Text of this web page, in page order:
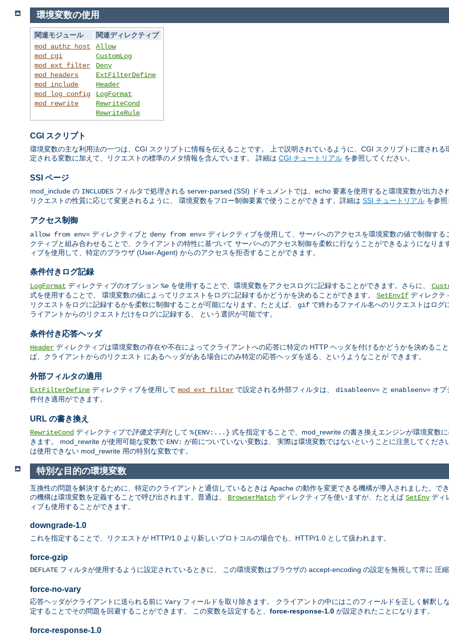
環境変数の使用
関連モジュール
関連ディレクティブ
mod_authz_host
mod_cgi
mod_ext_filter
mod_headers
mod_include
mod_log_config
mod_rewrite
Allow
CustomLog
Deny
ExtFilterDefine
Header
LogFormat
RewriteCond
RewriteRule
CGI スクリプト
環境変数の主な利用法の一つは、CGI スクリプトに情報を伝えることです。 上で説明されているように、CGI スクリプトに渡され
定される変数に加えて、リクエストの標準のメタ情報を含んでいます。 詳細は CGI チュートリアル を参照してください。
SSI ページ
mod_include の INCLUDES フィルタで処理される server-parsed (SSI) ドキュメントでは、 echo 要素を使用すると環境変数が出力さ
リクエストの性質に応じて変更されるように、 環境変数をフロー制御要素で使うことができます。詳細は SSI チュートリアル を参照
アクセス制御
allow from env= ディレクティブと deny from env= ディレクティブを使用して、サーバへのアクセスを環境変数の値で制御する
クティブと組み合わせることで、クライアントの特性に基づいて サーバへのアクセス制御を柔軟に行なうことができるようになりま
ィブを使用して、特定のブラウザ (User-Agent) からのアクセスを拒否することができます。
条件付きログ記録
LogFormat ディレクティブのオプション %e を使用することで、環境変数をアクセスログに記録することができます。さらに、
式を使用することで、 環境変数の値によってリクエストをログに記録するかどうかを決めることができます。 SetEnvIf ディレクテ
リクエストをログに記録するかを柔軟に制御することが可能になります。たとえば、 gif で終わるファイル名へのリクエストはログ
ライアントからのリクエストだけをログに記録する、 という選択が可能です。
条件付き応答ヘッダ
Header ディレクティブは環境変数の存在や不在によってクライアントへの応答に特定の HTTP ヘッダを付けるかどうかを決めるこ
ば、クライアントからのリクエスト にあるヘッダがある場合にのみ特定の応答ヘッダを送る、というようなことが できます。
外部フィルタの適用
ExtFilterDefine ディレクティブを使用して mod_ext_filter で設定される外部フィルタは、 disableenv= と enableenv= オプ
件付き適用ができます。
URL の書き換え
RewriteCond ディレクティブで評価文字列として %{ENV:...} 式を指定することで、mod_rewrite の書き換えエンジンが環境変数
きます。 mod_rewrite が使用可能な変数で ENV: が前についていない変数は、 実際は環境変数ではないということに注意してくださ
は使用できない mod_rewrite 用の特別な変数です。
特別な目的の環境変数
互換性の問題を解決するために、特定のクライアントと通信しているときは Apache の動作を変更できる機構が導入されました。で
の機構は環境変数を定義することで呼び出されます。普通は、 BrowserMatch ディレクティブを使いますが、たとえばSetEnv ディ
ィブも使用することができます。
downgrade-1.0
これを指定することで、リクエストが HTTP/1.0 より新しいプロトコルの場合でも、HTTP/1.0 として扱われます。
force-gzip
DEFLATE フィルタが使用するように設定されているときに、 この環境変数はブラウザの accept-encoding の設定を無視して常に 圧
force-no-vary
応答ヘッダがクライアントに送られる前に Vary フィールドを取り除きます。 クライアントの中にはこのフィールドを正しく解釈し
定することでその問題を回避することができます。 この変数を設定すると、 force-response-1.0 が設定されたことになります。
force-response-1.0